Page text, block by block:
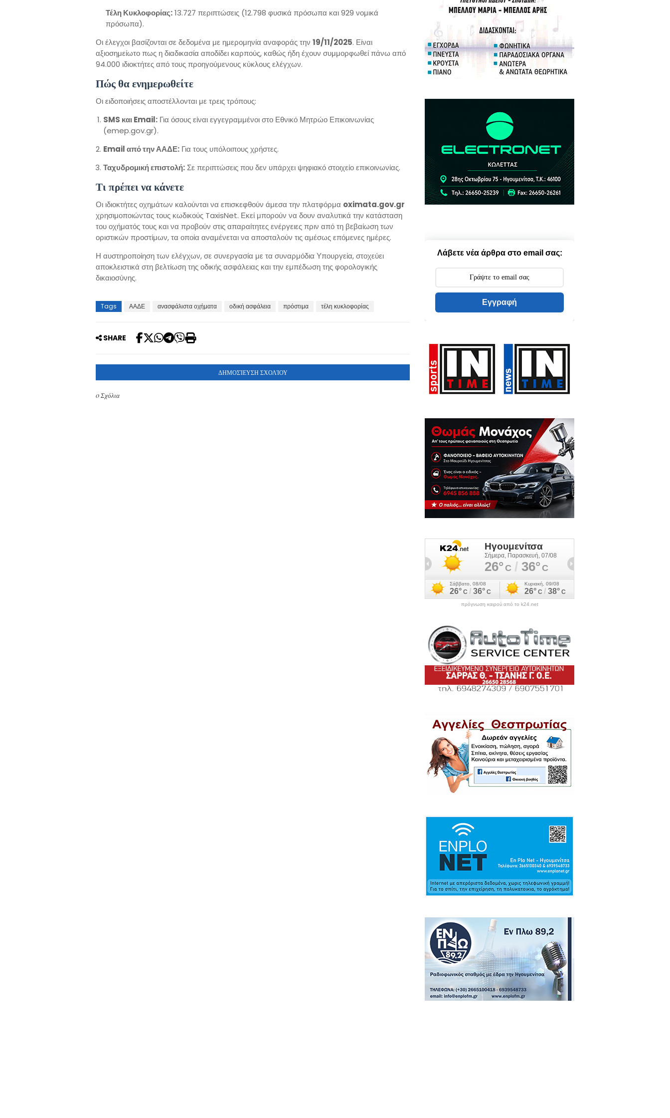
Τέλη Κυκλοφορίας:13.727 περιπτώσεις (12.798 φυσικά πρόσωπα και 929 νομικά
πρόσωπα).
Οι έλεγχοι βασίζονται σε δεδομένα με ημερομηνία αναφοράς την 19/11/2025. Είναι
αξιοσημείωτο πως η διαδικασία αποδίδει καρπούς, καθώς ήδη έχουν συμμορφωθεί πάνω από
94.000 ιδιοκτήτες από τους προηγούμενους κύκλους ελέγχων.
Πώς θα ενημερωθείτε
Οι ειδοποιήσεις αποστέλλονται με τρεις τρόπους:
SMS και Email: Για όσους είναι εγγεγραμμένοι στο Εθνικό Μητρώο Επικοινωνίας
(emep.gov.gr).
Email από την ΑΑΔΕ: Για τους υπόλοιπους χρήστες.
Ταχυδρομική επιστολή:Σε περιπτώσεις που δεν υπάρχει ψηφιακό στοιχείο επικοινωνίας.
Τι πρέπει να κάνετε
Οι ιδιοκτήτες οχημάτων καλούνται να επισκεφθούν άμεσα την πλατφόρμα oximata.gov.gr
χρησιμοποιώντας τους κωδικούς TaxisNet. Εκεί μπορούν να δουν αναλυτικά την κατάσταση
του οχήματός τους και να προβούν στις απαραίτητες ενέργειες πριν από τη βεβαίωση των
οριστικών προστίμων, τα οποία αναμένεται να αποσταλούν τις αμέσως επόμενες ημέρες.
Η αυστηροποίηση των ελέγχων, σε συνεργασία με τα συναρμόδια Υπουργεία, στοχεύει
αποκλειστικά στη βελτίωση της οδικής ασφάλειας και την εμπέδωση της φορολογικής
δικαιοσύνης.
Tags ΑΑΔΕ ανασφάλιστα οχήματα οδική ασφάλεια πρόστιμα τέλη κυκλοφορίας
SHARE
ΔΗΜΟΣΊΕΥΣΗ ΣΧΟΛΊΟΥ
0 Σχόλια
Λάβετε νέα άρθρα στο email σας:
Εγγραφή
πρόγνωση καιρού από το k24.net